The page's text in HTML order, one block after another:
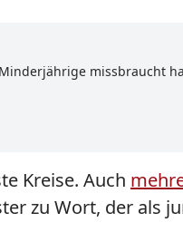
missbraucht
Kreise. Auch
zu Wort, der als